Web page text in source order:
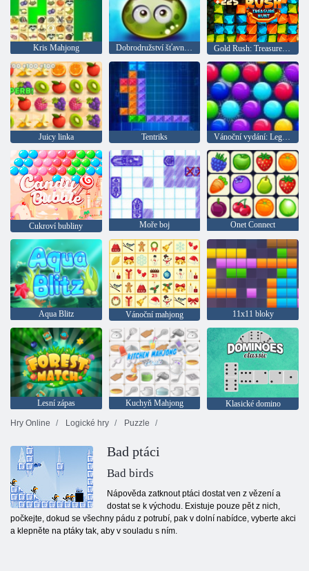
Kris Mahjong Dobrodružství šťavnatých bobulí Gold Rush: Treasure Hunter
Juicy linka Tentriks Vánoční vydání: Legrační bubliny
Cukroví bubliny Moře boj Onet Connect
Aqua Blitz Vánoční mahjong 11x11 bloky
Lesní zápas Kuchyň Mahjong
Klasické domino
Hry Online
Logické hry Puzzle
Bad ptáci
Bad birds
Nápověda zatknout ptáci dostat ven z vězení a
dostat se k východu. Existuje pouze pět z nich,
počkejte, dokud se všechny pádu z potrubí, pak v dolní nabídce, vyberte akci
a klepněte na ptáky tak, aby v souladu s ním.